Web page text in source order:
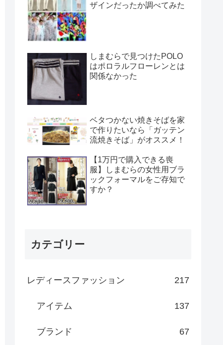
ザインだったか調べてみた
しまむらで見つけたPOLO
はポロラルフローレンとは
関係なかった
ベタつかない焼きそばを家
で作りたいなら「ガッテン
流焼きそば」がオススメ！
【1万円で購入できる喪
服】しまむらの女性用ブラ
ックフォーマルをご存知で
すか？
カテゴリー
レディースファッション 217
アイテム 137
ブランド 67